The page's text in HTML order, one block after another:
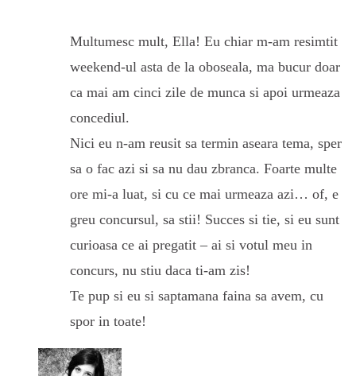
Multumesc mult, Ella! Eu chiar m-am resimtit
weekend-ul asta de la oboseala, ma bucur doar
ca mai am cinci zile de munca si apoi urmeaza
concediul.
Nici eu n-am reusit sa termin aseara tema, sper
sa o fac azi si sa nu dau zbranca. Foarte multe
ore mi-a luat, si cu ce mai urmeaza azi… of, e
greu concursul, sa stii! Succes si tie, si eu sunt
curioasa ce ai pregatit – ai si votul meu in
concurs, nu stiu daca ti-am zis!
Te pup si eu si saptamana faina sa avem, cu
spor in toate!